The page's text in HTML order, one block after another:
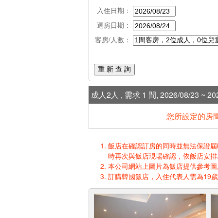
入住日期：
退房日期：
客房/人數：
重 新 查 詢
成人2人 , 需求 1 間, 2026/08/23 ~
您所設定的房
飯店在確認訂房的同時並無法保證
時再次與飯店現場確認，依飯店安
本公司網站上圖片為飯店提供參考
訂購韓國飯店，入住代表人需為19